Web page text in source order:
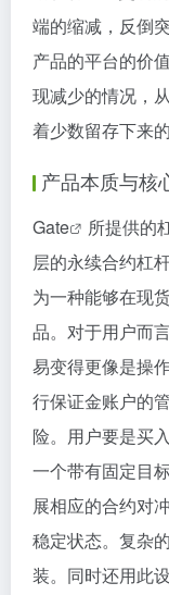
端的缩减，反倒
产品的平台的价
现减少的情况，
着少数留存下来
产品本质与核
Gate
所提供的
层的永续合约杠
为一种能够在现
品。对于用户而
易变得更像是操
行保证金账户的
险。用户要是买
一个带有固定目
展相应的合约对
稳定状态。复杂
装。同时还用此